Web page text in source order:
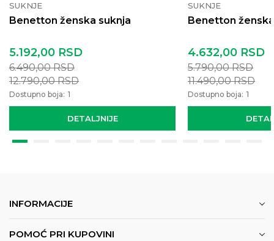
SUKNJE
Benetton ženska suknja
DETALJNIJE
5.192,00 RSD
6.490,00RSD
12.790,00RSD
Dostupno boja: 1
SUKNJE
Benetton
4.632,00 RSD
5.790,00RSD
11.490,00RSD
Dostupno boja: 1
INFORMACIJE
POMOĆ PRI KUPOVINI